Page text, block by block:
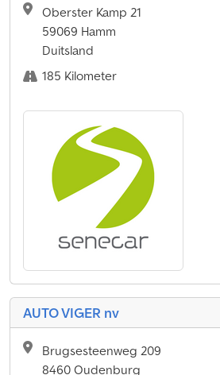
Oberster Kamp 21
59069 Hamm
Duitsland
185 Kilometer
AUTO VIGER nv
Brugsesteenweg 209
8460 Oudenburg